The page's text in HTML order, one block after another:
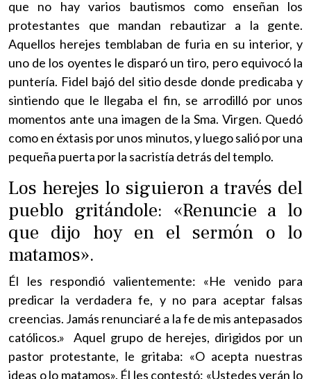
que no hay varios bautismos como enseñan los
protestantes que mandan rebautizar a la gente.
Aquellos herejes temblaban de furia en su interior, y
uno de los oyentes le disparó un tiro, pero equivocó la
puntería. Fidel bajó del sitio desde donde predicaba y
sintiendo que le llegaba el fin, se arrodilló por unos
momentos ante una imagen de la Sma. Virgen. Quedó
como en éxtasis por unos minutos, y luego salió por una
pequeña puerta por la sacristía detrás del templo.
Los herejes lo siguieron a través del
pueblo gritándole: «Renuncie a lo
que dijo hoy en el sermón o lo
matamos».
Él les respondió valientemente: «He venido para
predicar la verdadera fe, y no para aceptar falsas
creencias. Jamás renunciaré a la fe de mis antepasados
católicos.» Aquel grupo de herejes, dirigidos por un
pastor protestante, le gritaba: «O acepta nuestras
ideas o lo matamos». Él les contestó: «Ustedes verán lo